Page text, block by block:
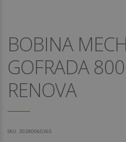
BOBINA
GOFRADA
RENOVA
SKU: 30280060365